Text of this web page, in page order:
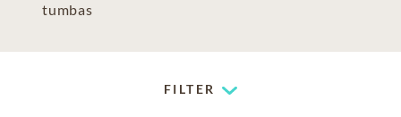
tumbas
FILTER